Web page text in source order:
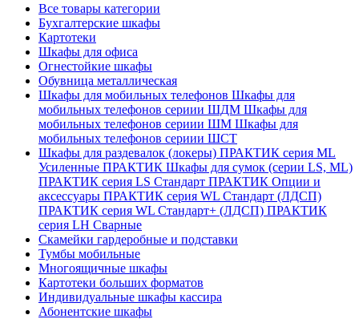
Все товары категории
Бухгалтерские шкафы
Картотеки
Шкафы для офиса
Огнестойкие шкафы
Обувница металлическая
Шкафы для мобильных телефонов Шкафы для
мобильных телефонов сериии ШДМ Шкафы для
мобильных телефонов сериии ШМ Шкафы для
мобильных телефонов сериии ШСТ
Шкафы для раздевалок (локеры) ПРАКТИК серия ML
Усиленные ПРАКТИК Шкафы для сумок (серии LS, ML)
ПРАКТИК cерия LS Стандарт ПРАКТИК Опции и
аксессуары ПРАКТИК серия WL Стандарт (ЛДСП)
ПРАКТИК серия WL Стандарт+ (ЛДСП) ПРАКТИК
серия LH Сварные
Скамейки гардеробные и подставки
Тумбы мобильные
Многоящичные шкафы
Картотеки больших форматов
Индивидуальные шкафы кассира
Абонентские шкафы